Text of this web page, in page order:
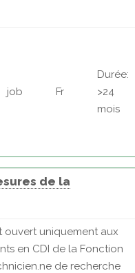
job Fr
Durée:
>24
mois
de la
ouvert uniquement aux
en CDI de la Fonction
de recherche